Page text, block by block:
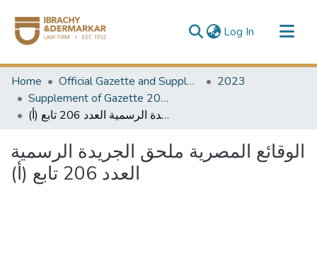
Log In (current)
Communities & Collections
All of DSpace
Home Official Gazette and Supplement
2023
Supplement of Gazette 2023
الوقائع المصرية ملحق الجريدة الرسمية العدد 206 تابع (أ)
الوقائع المصرية ملحق الجريدة الرسمية
العدد 206 تابع (أ)